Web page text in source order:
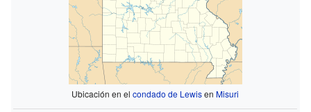
Ubicación en elcondado de LewisenMisuri